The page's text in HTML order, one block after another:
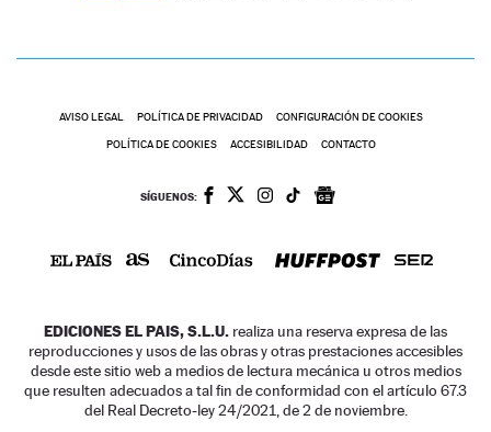
AVISO LEGAL POLÍTICA DE PRIVACIDAD CONFIGURACIÓN DE COOKIES
POLÍTICA DE COOKIES ACCESIBILIDAD CONTACTO
SÍGUENOS:
EDICIONES EL PAIS, S.L.U. realiza una reserva expresa de las
reproducciones y usos de las obras y otras prestaciones accesibles
desde este sitio web a medios de lectura mecánica u otros medios
que resulten adecuados a tal fin de conformidad con el artículo 67.3
del Real Decreto-ley 24/2021, de 2 de noviembre.